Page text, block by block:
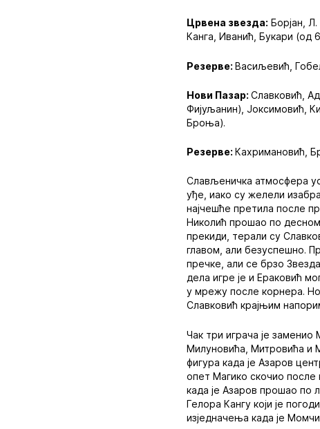
Црвена звезда: Борјан,
Канга, Иванић, Букари (од
Резерве:Васиљевић,
Нови Пазар:Славковић,
Фијуљанин), Јоксимовић,
Броња).
Резерве:Кахримановић,
Слављеничка атмосфера
уђе, иако су желели
најчешће претила после
Николић прошао по десном
прекиди, терали су
главом, али безуспешно.
пречке, али се брзо
дела игре је и Ераковић
у мрежу после корнера. Но,
Славковић крајњим
Чак три играча је
Милуновића, Митровића и
фигура када је Азаров
опет Магико скочио после
када је Азаров прошао по
Гелора Кангу који је
изједначења када је